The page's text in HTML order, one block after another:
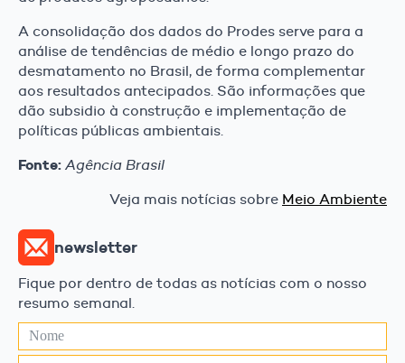
A consolidação dos dados do Prodes serve para a
análise de tendências de médio e longo prazo do
desmatamento no Brasil, de forma complementar
aos resultados antecipados. São informações que
dão subsidio à construção e implementação de
políticas públicas ambientais.
Fonte: Agência Brasil
Veja mais notícias sobre Meio Ambiente
newsletter
Fique por dentro de todas as notícias com o nosso
resumo semanal.